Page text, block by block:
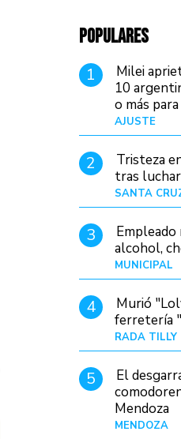
POPULARES
1
Milei
10
o más
AJUSTE
2
Tristeza
tras
SANTA
3
Empleado
alcohol,
MUNICIPAL
4
Murió
ferretería
RADA TILLY
5
El
Mendoza
MENDOZA